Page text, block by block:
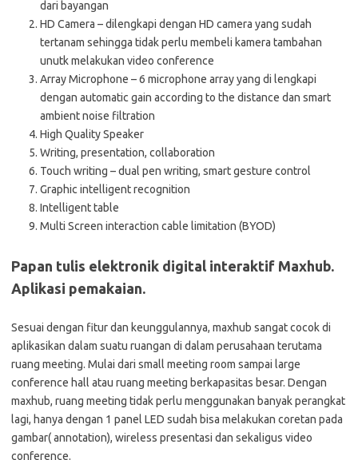
dari bayangan
HD Camera – dilengkapi dengan HD camera yang sudah
tertanam sehingga tidak perlu membeli kamera tambahan
unutk melakukan video conference
Array Microphone – 6 microphone array yang di lengkapi
dengan automatic gain according to the distance dan smart
ambient noise filtration
High Quality Speaker
Writing, presentation, collaboration
Touch writing – dual pen writing, smart gesture control
Graphic intelligent recognition
Intelligent table
Multi Screen interaction cable limitation (BYOD)
Papan tulis elektronik digital interaktif Maxhub.
Aplikasi pemakaian.
Sesuai dengan fitur dan keunggulannya, maxhub sangat cocok di
aplikasikan dalam suatu ruangan di dalam perusahaan terutama
ruang meeting. Mulai dari small meeting room sampai large
conference hall atau ruang meeting berkapasitas besar. Dengan
maxhub, ruang meeting tidak perlu menggunakan banyak perangkat
lagi, hanya dengan 1 panel LED sudah bisa melakukan coretan pada
gambar( annotation), wireless presentasi dan sekaligus video
conference.